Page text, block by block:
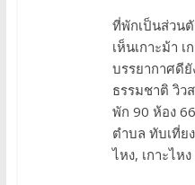
ที่พักเป็นส่วน
เห็นเกาะม้า เ
บรรยากาศดี
ธรรมชาติ วิว
พัก 90 ห้อง
ตำบล ทับเที่ยง
ไหง, เกาะไห